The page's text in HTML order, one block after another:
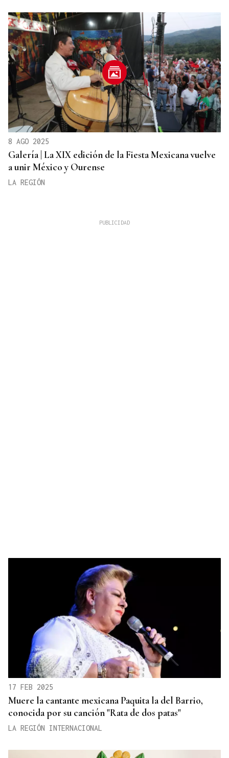
8 AGO 2025
Galería | La XIX edición de la Fiesta Mexicana vuelve
a unir México y Ourense
LA REGIÓN
17 FEB 2025
Muere la cantante mexicana Paquita la del Barrio,
conocida por su canción "Rata de dos patas"
LA REGIÓN INTERNACIONAL